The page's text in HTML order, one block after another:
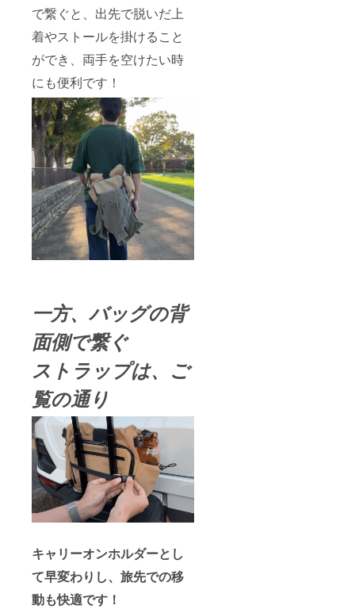
で繋ぐと、出先で脱いだ上
着やストールを掛けること
ができ、両手を空けたい時
にも便利です！
一方、バッグの背
面側で繋ぐ
ストラップは、ご
覧の通り
キャリーオンホルダーとし
て早変わりし、旅先での移
動も快適です！